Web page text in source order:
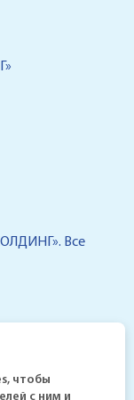
Все
для
чтобы
с ним и